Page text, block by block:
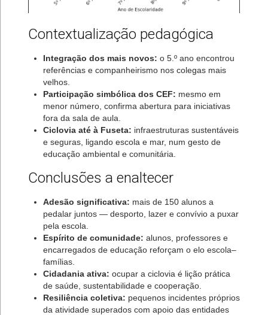
Contextualização pedagógica
Integração dos mais novos: o 5.º ano encontrou
referências e companheirismo nos colegas mais
velhos.
Participação simbólica dos CEF: mesmo em
menor número, confirma abertura para iniciativas
fora da sala de aula.
Ciclovia até à Fuseta: infraestruturas sustentáveis
e seguras, ligando escola e mar, num gesto de
educação ambiental e comunitária.
Conclusões a enaltecer
Adesão significativa: mais de 150 alunos a
pedalar juntos — desporto, lazer e convívio a puxar
pela escola.
Espírito de comunidade: alunos, professores e
encarregados de educação reforçam o elo escola–
famílias.
Cidadania ativa: ocupar a ciclovia é lição prática
de saúde, sustentabilidade e cooperação.
Resiliência coletiva: pequenos incidentes próprios
da atividade superados com apoio das entidades